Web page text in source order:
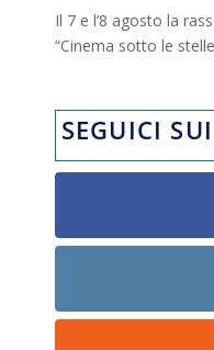
Il 7 e l’8 agosto la
“Cinema sotto le
SEGUICI